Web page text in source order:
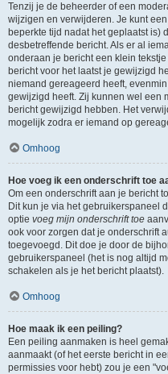
Tenzij je de beheerder of een
wijzigen en verwijderen. Je kunt
beperkte tijd nadat het geplaatst is)
desbetreffende bericht. Als er al
onderaan je bericht een klein
bericht voor het laatst je gewijzigd
niemand gereageerd heeft,
gewijzigd heeft. Zij kunnen wel een
bericht gewijzigd hebben. Het
mogelijk zodra er iemand op
Omhoog
Hoe voeg ik een onderschrift toe
Om een onderschrift aan je bericht
Dit kun je via het gebruikerspaneel
optie voeg mijn onderschrift toe
ook voor zorgen dat je onderschrift
toegevoegd. Dit doe je door de
gebruikerspaneel (het is nog altijd
schakelen als je het bericht plaatst).
Omhoog
Hoe maak ik een peiling?
Een peiling aanmaken is heel
aanmaakt (of het eerste bericht in
permissies voor hebt) zou je een